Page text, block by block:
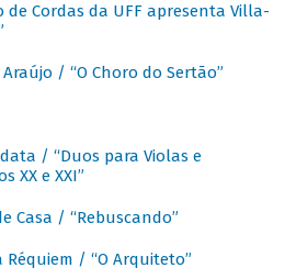
de Cordas da UFF apresenta Villa-
/ “O Choro do Sertão”
/ “Duos para Violas e
XX e XXI”
Casa / “Rebuscando”
/ “O Arquiteto”